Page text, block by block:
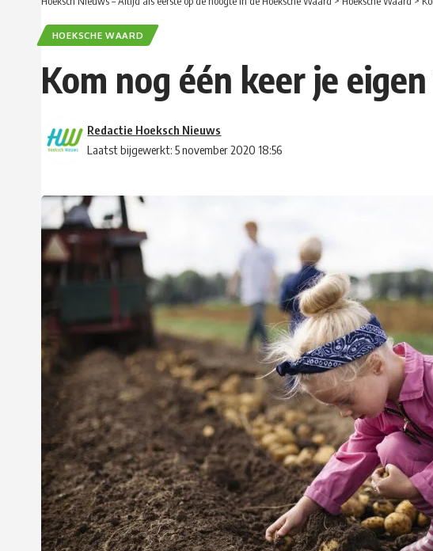
HOEKSCHE WAARD
Kom nog één keer je
Laatst bijgewerkt: 5 november 2020 18:56
Redactie Hoeksch Nieuws